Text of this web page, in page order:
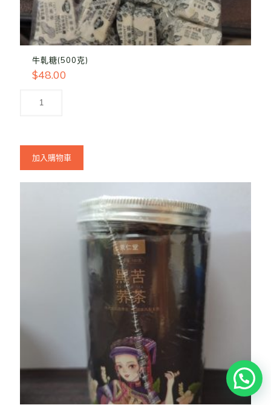
牛軋糖(500克)
$48.00
加入購物車